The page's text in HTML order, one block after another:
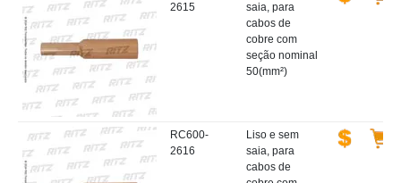
2615
saia, para
cabos de
cobre com
seção nominal
50(mm²)
RC600-
2616
Liso e sem
saia, para
cabos de